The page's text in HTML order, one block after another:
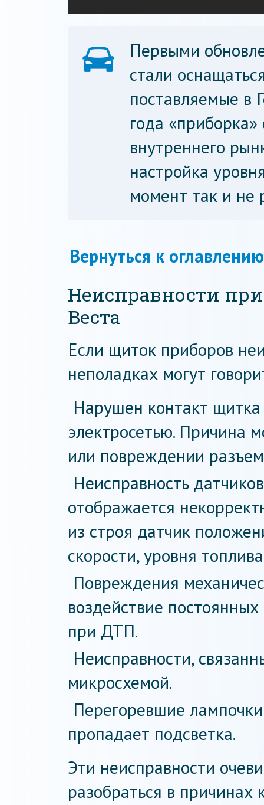
Первыми
стали
поставляемые в
года
внутреннего
настройка
момент так и не
Вернуться к оглавлению
Неисправности
Веста
Если щиток приборов
неполадках могут
Нарушен контакт
электросетью. Причина
или повреждении
Неисправность
отображается
из строя датчик
скорости, уровня
Повреждения
воздействие
при ДТП.
Неисправности,
микросхемой.
Перегоревшие
пропадает подсветка.
Эти неисправности
разобраться в причинах